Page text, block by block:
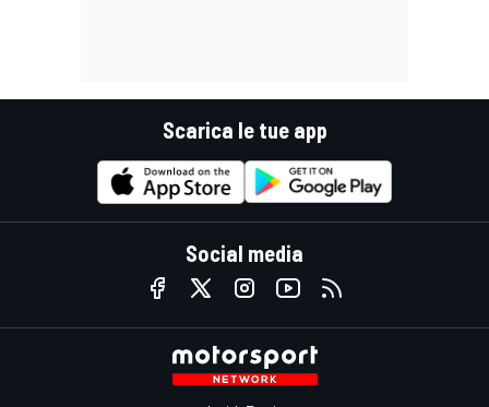
Scarica le tue app
Social media